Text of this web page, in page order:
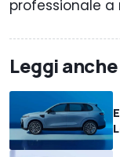
professionale a
Leggi anche